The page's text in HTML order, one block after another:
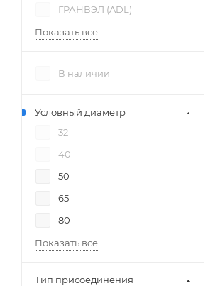
ГРАНВЭЛ (ADL)
Показать все
В наличии
Условный диаметр
32
40
50
65
80
Показать все
Тип присоединения